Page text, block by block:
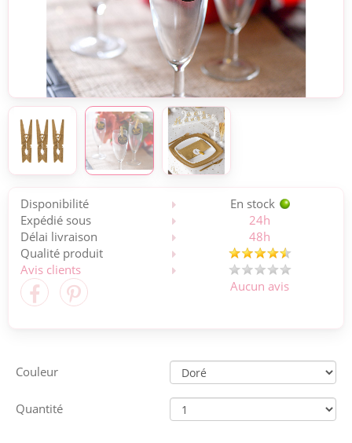
Disponibilité
En stock
Expédié sous
24h
Délai livraison
48h
Qualité produit
Avis clients
Aucun avis
Couleur
Quantité